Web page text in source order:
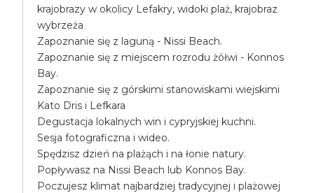
krajobrazy w okolicy Lefakry, widoki plaż, krajobraz
wybrzeża
Zapoznanie się z laguną - Nissi Beach.
Zapoznanie się z miejscem rozrodu żółwi - Konnos
Bay.
Zapoznanie się z górskimi stanowiskami wiejskimi
Kato Dris i Lefkara
Degustacja lokalnych win i cypryjskiej kuchni.
Sesja fotograficzna i wideo.
Spędzisz dzień na plażąch i na łonie natury.
Popływasz na Nissi Beach lub Konnos Bay.
Poczujesz klimat najbardziej tradycyjnej i plażowej